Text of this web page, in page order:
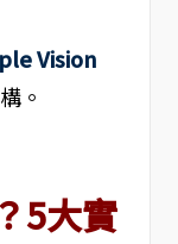
Vision
。
5大實